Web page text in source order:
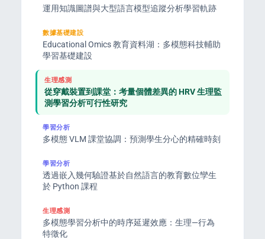
運用知識圖譜與大型語言模型追蹤分析學習軌跡
數據基礎建設
Educational Omics 教育資料湖：多模態科技輔助
學習基礎建設
生理感測
從穿戴裝置到課堂：考量個體差異的 HRV 生理監
測學習分析可行性研究
學習分析
多模態 VLM 課堂協調：預測學生分心的精確時刻
學習分析
透過嵌入幾何驗證基於自然語言的教育數位孿生
於 Python 課程
生理感測
多模態學習分析中的時序延遲效應：生理—行為
特徵化